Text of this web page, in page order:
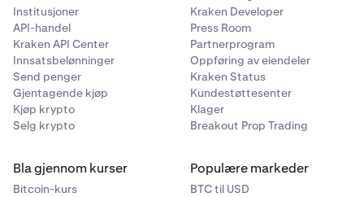
1
Du legger inn en ordre om å kjøpe 1 TSLAx med en
multiplikator på 1,3 → tilsvarer 0,76923076 onchain-
tokens.
2 Det tilsvarer 0,99999999 TSLAx, ikke nøyaktig 1.
Institusjoner
API-handel
Kraken API Center
Innsatsbelønninger
Send penger
Gjentagende kjøp
Kjøp krypto
Selg krypto
Kraken Developer
Press Room
Partnerprogram
Oppføring av eiendeler
Kraken Status
Kundestøttesenter
Klager
Breakout Prop Trading
Bla gjennom kurser
Bitcoin-kurs
Populære markeder
BTC til USD